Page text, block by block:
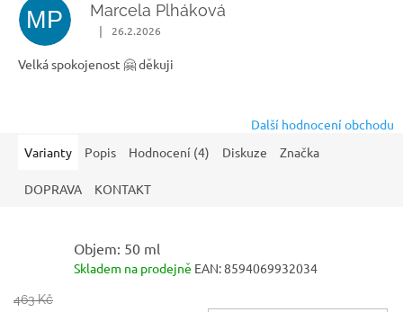
MP Marcela Plháková
Hodnocení obchodu je 5 z 5 hvězdiček.
| 26.2.2026
Velká spokojenost 🤗 děkuji
Další hodnocení obchodu
Varianty
Popis Hodnocení (4) Diskuze Značka
DOPRAVA KONTAKT
Objem: 50 ml
Skladem na prodejně EAN:8594069932034
463 Kč